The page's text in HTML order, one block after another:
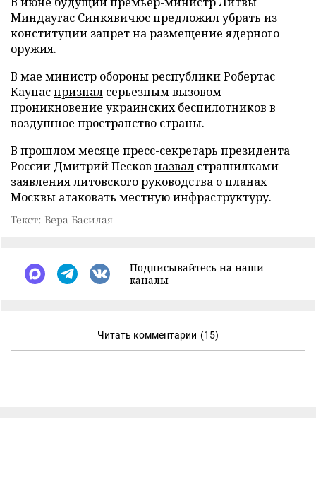
Миндаугас Синкявичюспредложилубрать из
конституции запрет на размещение ядерного
оружия.
В мае министр обороны республики Робертас
Каунаспризнал серьезным вызовом
проникновение украинских беспилотников в
воздушное пространство страны.
В прошлом месяце пресс-секретарь президента
России Дмитрий Песков назвал страшилками
заявления литовского руководства о планах
Москвы атаковать местную инфраструктуру.
Текст: Вера Басилая
Подписывайтесь на наши
каналы
Читать комментарии (15)